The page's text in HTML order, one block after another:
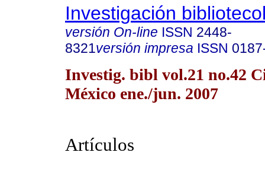
Investigación
versión On-line ISSN 2448-
8321versión impresa ISSN
Investig. bibl vol.21 no.42
México ene./jun. 2007
Artículos